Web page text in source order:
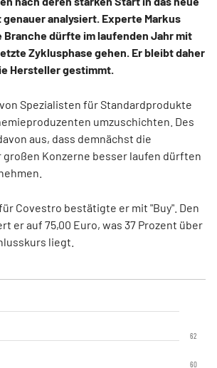
analysiert. Experte Markus
Branche dürfte im laufenden Jahr mit
Zyklusphase gehen. Er bleibt daher
Hersteller gestimmt.
Spezialisten für Standardprodukte
umzuschichten. Des
aus, dass demnächst die
Konzerne besser laufen dürften
Covestro bestätigte er mit "Buy". Den
er auf 75,00 Euro, was 37 Prozent über
liegt.
60
62